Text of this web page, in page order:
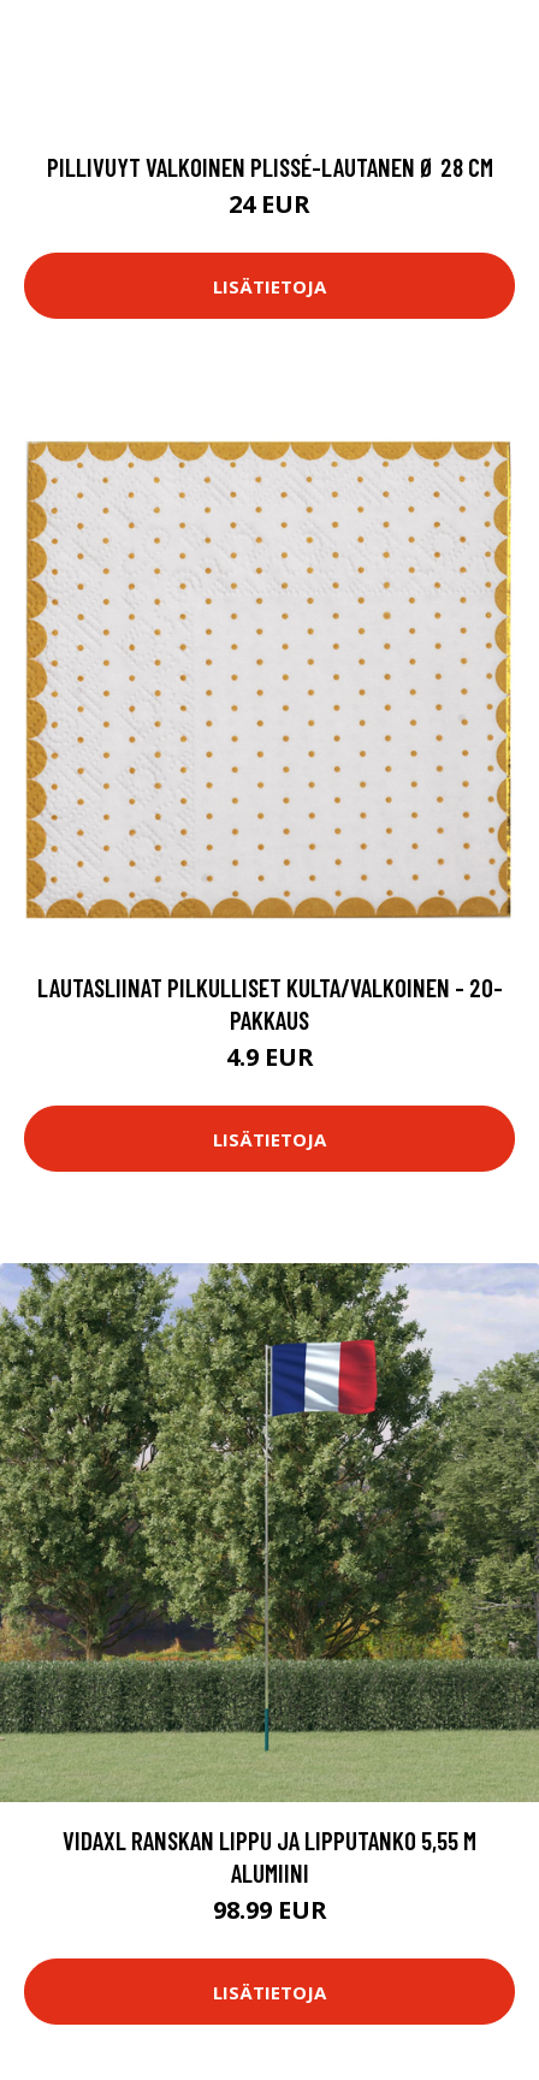
PILLIVUYT VALKOINEN PLISSÉ-LAUTANEN Ø 28 CM
24 EUR
LISÄTIETOJA
LAUTASLIINAT PILKULLISET KULTA/VALKOINEN - 20-
PAKKAUS
4.9 EUR
LISÄTIETOJA
VIDAXL RANSKAN LIPPU JA LIPPUTANKO 5,55 M
ALUMIINI
98.99 EUR
LISÄTIETOJA